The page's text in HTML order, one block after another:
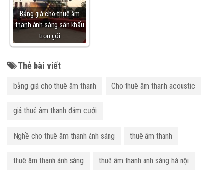
Bảng giá cho thuê âm
thanh ánh sáng sân khấu
trọn gói
Thẻ bài viết
bảng giá cho thuê âm thanh Cho thuê âm thanh acoustic
giá thuê âm thanh đám cưới
Nghề cho thuê âm thanh ánh sáng thuê âm thanh
thuê âm thanh ánh sáng thuê âm thanh ánh sáng hà nội